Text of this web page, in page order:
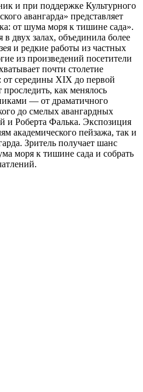
и при поддержке Культурного
авангарда» представляет
от шума моря к тишине сада».
двух залах, объединила более
и редкие работы из частных
из произведений посетители
почти столетие
от середины XIX до первой
как менялось
— от драматичного
до смелых авангардных
и Роберта Фалька. Экспозиция
академического пейзажа, так и
Зритель получает шанс
моря к тишине сада и собрать